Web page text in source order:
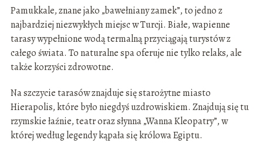
Pamukkale, znane jako „bawełniany zamek”, to jedno z
najbardziej niezwykłych miejsc w Turcji. Białe, wapienne
tarasy wypełnione wodą termalną przyciągają turystów z
całego świata. To naturalne spa oferuje nie tylko relaks, ale
także korzyści zdrowotne.
Na szczycie tarasów znajduje się starożytne miasto
Hierapolis, które było niegdyś uzdrowiskiem. Znajdują się tu
rzymskie łaźnie, teatr oraz słynna „Wanna Kleopatry”, w
której według legendy kąpała się królowa Egiptu.